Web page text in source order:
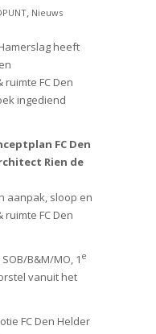
, Nieuws
heeft
FC Den
ingediend
FC Den
Rien de
aanpak, sloop en
FC Den
B&M/MO, 1e
vanuit het
FC Den Helder